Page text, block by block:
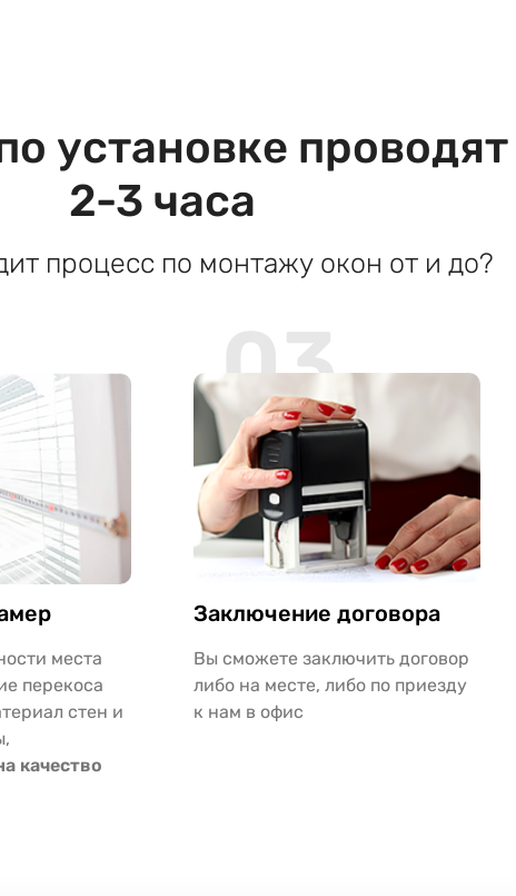
установке проводят
2-3 часа
процесс по монтажу окон от и до?
места
перекоса
стен и
качество
03
Заключение договора
Вы сможете заключить договор
либо на месте, либо по приезду
к нам в офис